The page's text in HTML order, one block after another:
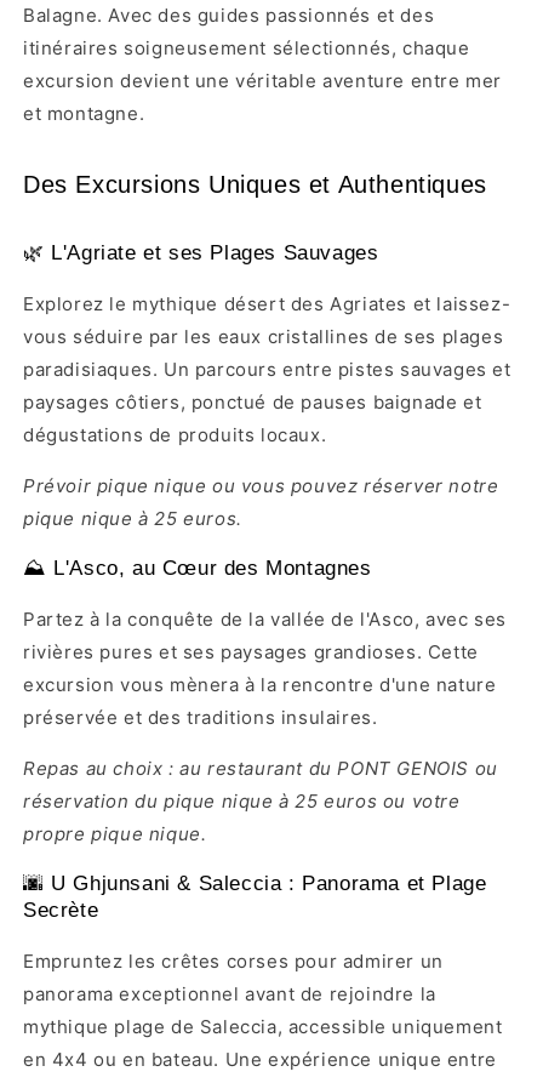
Balagne. Avec des guides passionnés et des
itinéraires soigneusement sélectionnés, chaque
excursion devient une véritable aventure entre mer
et montagne.
Des Excursions Uniques et Authentiques
🌿 L'Agriate et ses Plages Sauvages
Explorez le mythique désert des Agriates et laissez-
vous séduire par les eaux cristallines de ses plages
paradisiaques. Un parcours entre pistes sauvages et
paysages côtiers, ponctué de pauses baignade et
dégustations de produits locaux.
Prévoir pique nique ou vous pouvez réserver notre
pique nique à 25 euros.
⛰ L'Asco, au Cœur des Montagnes
Partez à la conquête de la vallée de l'Asco, avec ses
rivières pures et ses paysages grandioses. Cette
excursion vous mènera à la rencontre d'une nature
préservée et des traditions insulaires.
Repas au choix : au restaurant du PONT GENOIS ou
réservation du pique nique à 25 euros ou votre
propre pique nique.
🌆 U Ghjunsani & Saleccia : Panorama et Plage
Secrète
Empruntez les crêtes corses pour admirer un
panorama exceptionnel avant de rejoindre la
mythique plage de Saleccia, accessible uniquement
en 4x4 ou en bateau. Une expérience unique entre